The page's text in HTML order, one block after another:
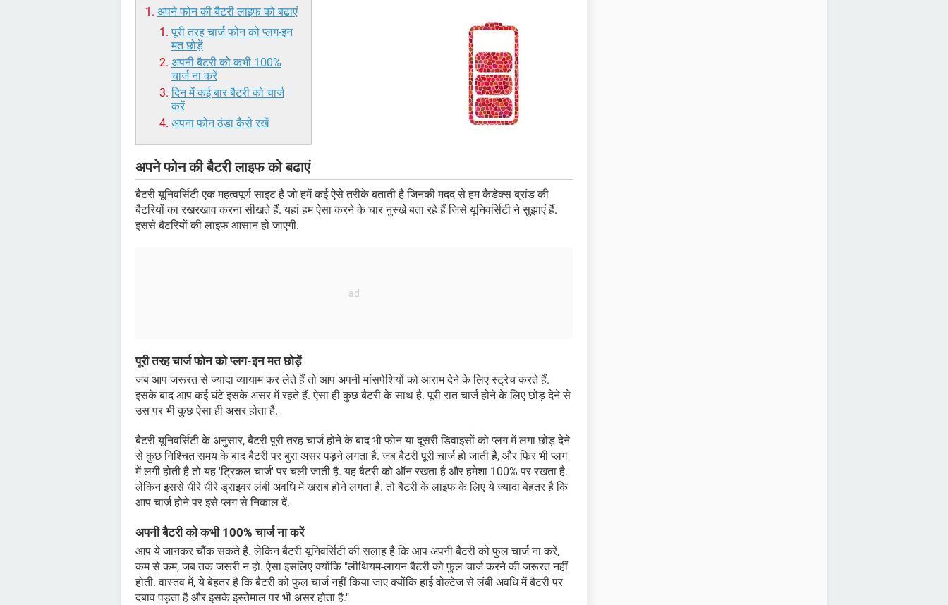
अपने फोन की बैटरी लाइफ को बढाएं
पूरी तरह चार्ज फोन को प्लग-इन
मत छोड़ें
अपनी बैटरी को कभी 100%
चार्ज ना करें
दिन में कई बार बैटरी को चार्ज
करें
अपना फोन ठंडा कैसे रखें
अपने फोन की बैटरी लाइफ को बढाएं
बैटरी यूनिवर्सिटी एक महत्वपूर्ण साइट है जो हमें कई ऐसे तरीके बताती है जिनकी मदद से हम कैडेक्स ब्रांड की
बैटरियों का रखरखाव करना सीखते हैं. यहां हम ऐसा करने के चार नुस्खे बता रहे हैं जिसे यूनिवर्सिटी ने सुझाएं हैं.
इससे बैटरियों की लाइफ आसान हो जाएगी.
पूरी तरह चार्ज फोन को प्लग-इन मत छोड़ें
जब आप जरूरत से ज्यादा व्यायाम कर लेते हैं तो आप अपनी मांसपेशियों को आराम देने के लिए स्ट्रेच करते हैं.
इसके बाद आप कई घंटे इसके असर में रहते हैं. ऐसा ही कुछ बैटरी के साथ है. पूरी रात चार्ज होने के लिए छोड़ देने से
उस पर भी कुछ ऐसा ही असर होता है.
बैटरी यूनिवर्सिटी के अनुसार, बैटरी पूरी तरह चार्ज होने के बाद भी फोन या दूसरी डिवाइसों को प्लग में लगा छोड़ देने
से कुछ निश्चित समय के बाद बैटरी पर बुरा असर पड़ने लगता है. जब बैटरी पूरी चार्ज हो जाती है, और फिर भी प्लग
में लगी होती है तो यह 'ट्रिकल चार्ज' पर चली जाती है. यह बैटरी को ऑन रखता है और हमेशा 100% पर रखता है.
लेकिन इससे धीरे धीरे ड्राइवर लंबी अवधि में खराब होने लगता है. तो बैटरी के लाइफ के लिए ये ज्यादा बेहतर है कि
आप चार्ज होने पर इसे प्लग से निकाल दें.
अपनी बैटरी को कभी 100% चार्ज ना करें
आप ये जानकर चौंक सकते हैं. लेकिन बैटरी यूनिवर्सिटी की सलाह है कि आप अपनी बैटरी को फुल चार्ज ना करें,
कम से कम, जब तक जरूरी न हो. ऐसा इसलिए क्योंकि "लीथियम-लायन बैटरी को फुल चार्ज करने की जरूरत नहीं
होती. वास्तव में, ये बेहतर है कि बैटरी को फुल चार्ज नहीं किया जाए क्योंकि हाई वोल्टेज से लंबी अवधि में बैटरी पर
दबाव पड़ता है और इसके इस्तेमाल पर भी असर होता है."